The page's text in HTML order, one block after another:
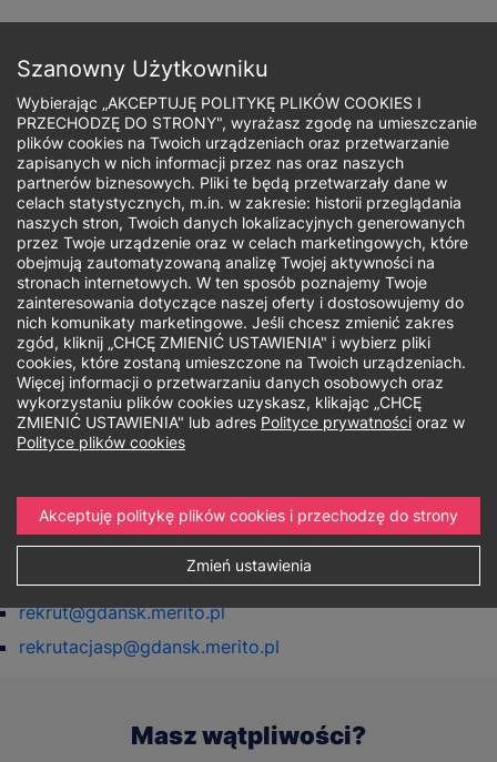
treści
Ścieżka
nawigacyjna
Jaki rodzaj studiów Cię interesuje?
Studia I stopnia
Biuro Rekrutacji
Uwaga! Kontakt telefoniczny możliwy jest tylko od pn- pt
w godzinach 9.00-16.00
Telefon:
+48 58 350 20 75
rekrut@gdansk.merito.pl
rekrutacjasp@gdansk.merito.pl
Masz wątpliwości?
Szanowny Użytkowniku
Wybierając „AKCEPTUJĘ POLITYKĘ PLIKÓW COOKIES I
PRZECHODZĘ DO STRONY", wyrażasz zgodę na umieszczanie
plików cookies na Twoich urządzeniach oraz przetwarzanie
zapisanych w nich informacji przez nas oraz naszych
partnerów biznesowych. Pliki te będą przetwarzały dane w
celach statystycznych, m.in. w zakresie: historii przeglądania
naszych stron, Twoich danych lokalizacyjnych generowanych
przez Twoje urządzenie oraz w celach marketingowych, które
obejmują zautomatyzowaną analizę Twojej aktywności na
stronach internetowych. W ten sposób poznajemy Twoje
zainteresowania dotyczące naszej oferty i dostosowujemy do
nich komunikaty marketingowe. Jeśli chcesz zmienić zakres
zgód, kliknij „CHCĘ ZMIENIĆ USTAWIENIA" i wybierz pliki
cookies, które zostaną umieszczone na Twoich urządzeniach.
Więcej informacji o przetwarzaniu danych osobowych oraz
wykorzystaniu plików cookies uzyskasz, klikając „CHCĘ
ZMIENIĆ USTAWIENIA" lub adres Polityce prywatności oraz w
Polityce plików cookies
Zmień ustawienia
Akceptuję politykę plików cookies i przechodzę do strony